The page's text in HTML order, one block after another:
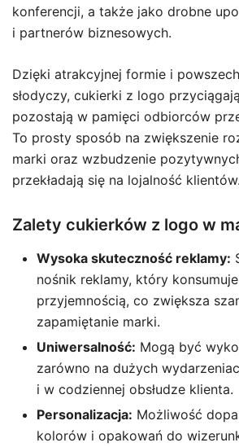
konferencji, a także jako drobne
i partnerów biznesowych.
Dzięki atrakcyjnej formie i
słodyczy, cukierki z logo
pozostają w pamięci odbiorców
To prosty sposób na zwiększenie
marki oraz wzbudzenie
przekładają się na lojalność klientów.
Zalety cukierków z logo w
Wysoka skuteczność reklamy:
nośnik reklamy, który
przyjemnością, co zwiększa
zapamiętanie marki.
Uniwersalność: Mogą być
zarówno na dużych
i w codziennej obsłudze klienta.
Personalizacja: Możliwość
kolorów i opakowań do